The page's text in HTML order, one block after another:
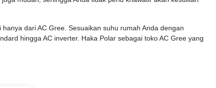
dari AC Gree. Sesuaikan suhu rumah Anda dengan
hingga AC inverter. Haka Polar sebagai toko AC Gree yang